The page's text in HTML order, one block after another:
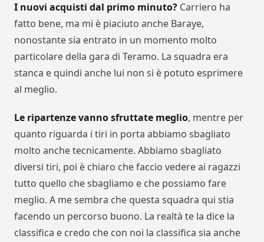
I nuovi acquisti dal primo minuto? Carriero ha
fatto bene, ma mi è piaciuto anche Baraye,
nonostante sia entrato in un momento molto
particolare della gara di Teramo. La squadra era
stanca e quindi anche lui non si è potuto esprimere
al meglio.
Le ripartenze vanno sfruttate meglio, mentre per
quanto riguarda i tiri in porta abbiamo sbagliato
molto anche tecnicamente. Abbiamo sbagliato
diversi tiri, poi è chiaro che faccio vedere ai ragazzi
tutto quello che sbagliamo e che possiamo fare
meglio. A me sembra che questa squadra qui stia
facendo un percorso buono. La realtà te la dice la
classifica e credo che con noi la classifica sia anche